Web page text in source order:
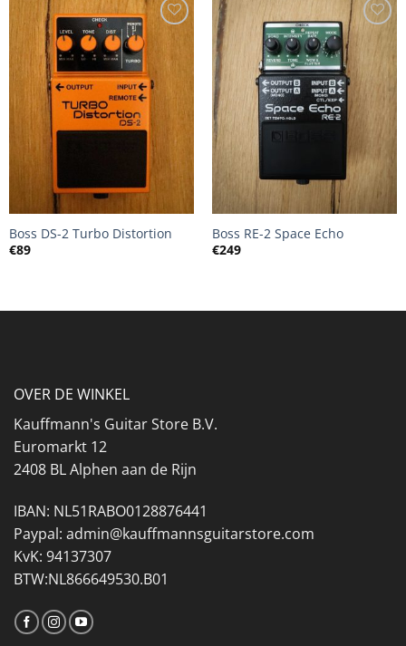
Boss DS-2 Turbo Distortion
€89
Boss RE-2 Space Echo
€249
OVER DE WINKEL
Kauffmann's Guitar Store B.V.
Euromarkt 12
2408 BL Alphen aan de Rijn
IBAN: NL51RABO0128876441
Paypal: admin@kauffmannsguitarstore.com
KvK: 94137307
BTW:NL866649530.B01